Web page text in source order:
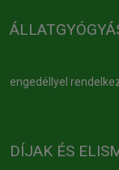
engedéllyel
DÍJAK ÉS